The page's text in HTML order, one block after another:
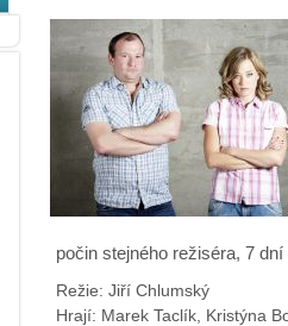
počin stejného režiséra, 7 dní
Režie: Jiří Chlumský
Hrají: Marek Taclík, Kristýna